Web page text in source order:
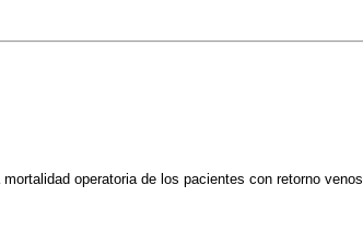
operatoria de los pacientes con retorno